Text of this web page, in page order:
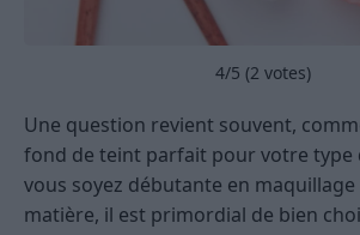
4/5 (2 votes)
Une question revient souvent,
fond de teint parfait pour votre type
vous soyez débutante en
matière, il est primordial de bien